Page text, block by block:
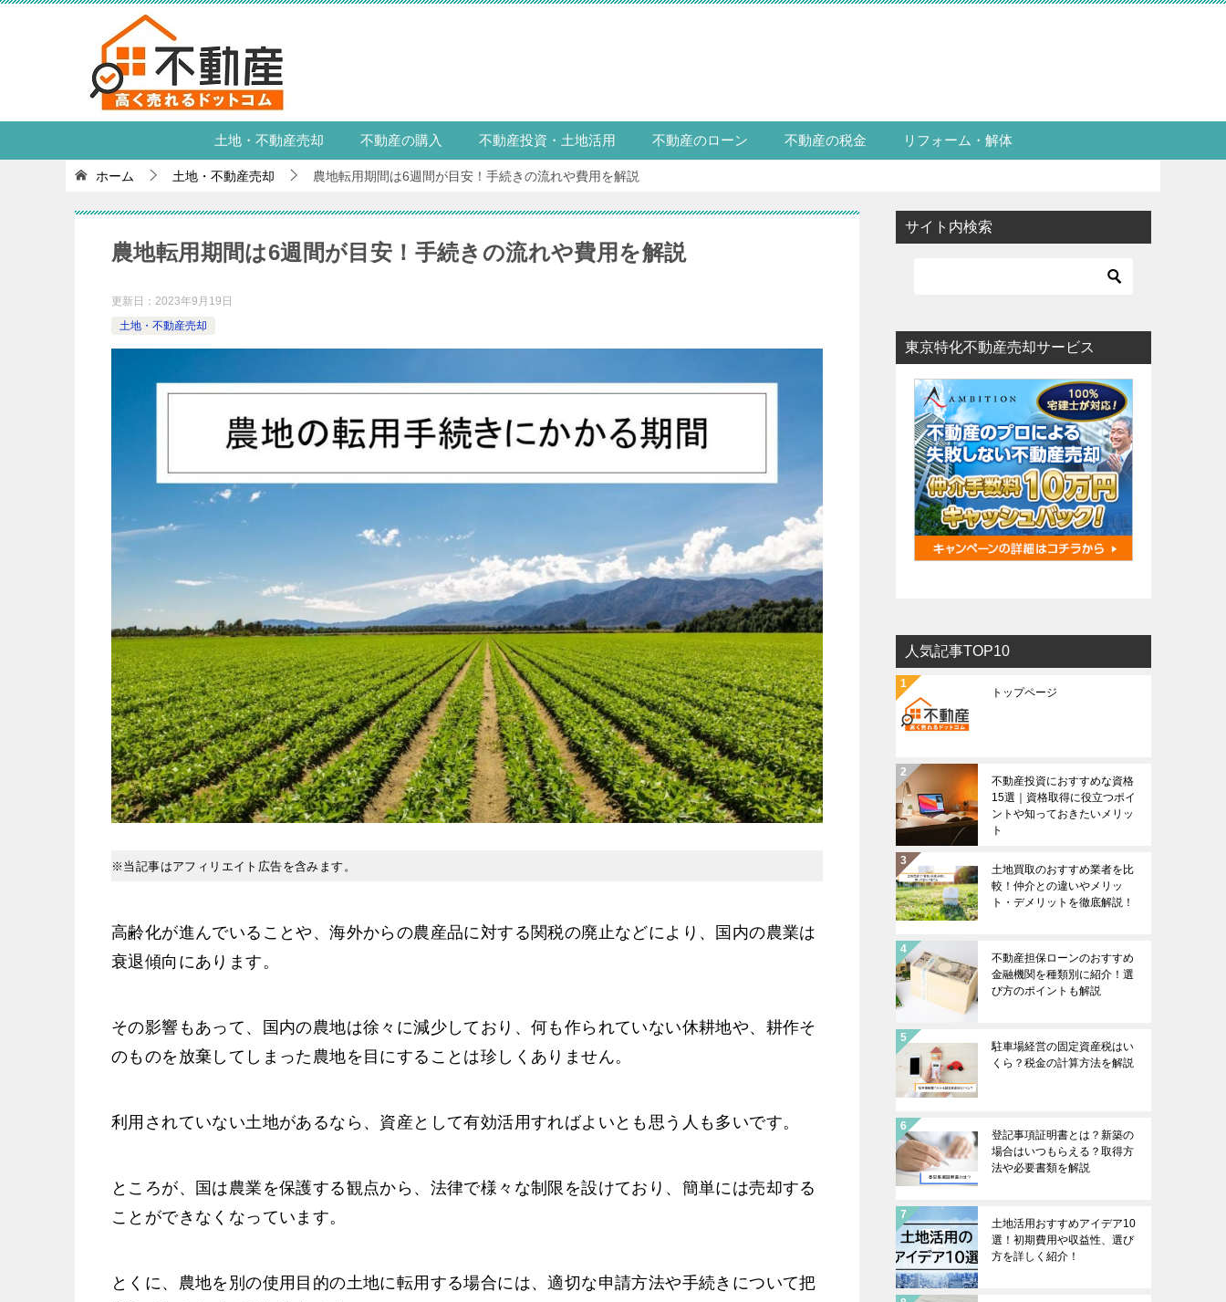
土地・不動産売却 不動産の購入 不動産投資・土地活用 不動産のローン 不動産の税金 リフォーム・解体
ホーム 土地・不動産売却 農地転用期間は6週間が目安！手続きの流れや費用を解説
農地転用期間は6週間が目安！手続きの流れや費用を解説
更新日： 2023年9月19日
土地・不動産売却
※当記事はアフィリエイト広告を含みます。
高齢化が進んでいることや、海外からの農産品に対する関税の廃止などにより、国内の農業は
衰退傾向にあります。
その影響もあって、国内の農地は徐々に減少しており、何も作られていない休耕地や、耕作そ
のものを放棄してしまった農地を目にすることは珍しくありません。
利用されていない土地があるなら、資産として有効活用すればよいとも思う人も多いです。
ところが、国は農業を保護する観点から、法律で様々な制限を設けており、簡単には売却する
ことができなくなっています。
とくに、農地を別の使用目的の土地に転用する場合には、適切な申請方法や手続きについて把
サイト内検索
東京特化不動産売却サービス
人気記事TOP10
トップページ
不動産投資におすすめな資格
15選｜資格取得に役立つポイ
ントや知っておきたいメリッ
ト
土地買取のおすすめ業者を比
較！仲介との違いやメリッ
ト・デメリットを徹底解説！
不動産担保ローンのおすすめ
金融機関を種類別に紹介！選
び方のポイントも解説
駐車場経営の固定資産税はい
くら？税金の計算方法を解説
登記事項証明書とは？新築の
場合はいつもらえる？取得方
法や必要書類を解説
土地活用おすすめアイデア10
選！初期費用や収益性、選び
方を詳しく紹介！